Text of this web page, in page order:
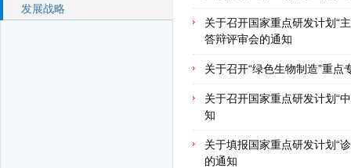
发展战略
关于召开国家重点研发计划“
答辩评审会的通知
关于召开“绿色生物制造”重
关于召开国家重点研发计划“
知
关于填报国家重点研发计划“
的通知